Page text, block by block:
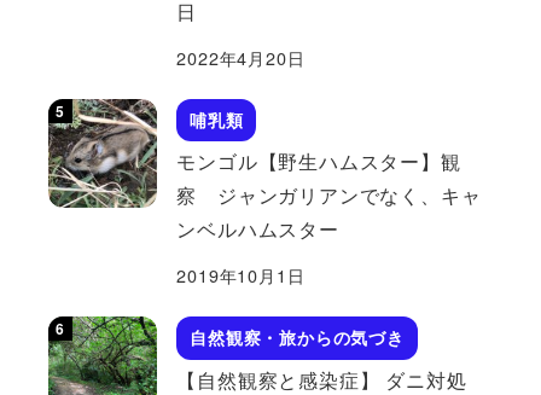
日
2022年4月20日
哺乳類
モンゴル【野生ハムスター】観
察 ジャンガリアンでなく、キャ
ンベルハムスター
2019年10月1日
自然観察・旅からの気づき
【自然観察と感染症】 ダニ対処